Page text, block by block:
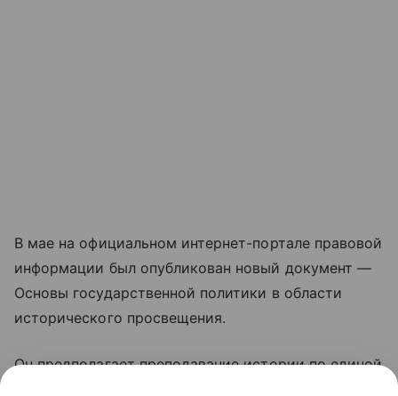
В мае на официальном интернет-портале правовой
информации был опубликован новый документ —
Основы государственной политики в области
исторического просвещения.
Он предполагает преподавание истории по единой